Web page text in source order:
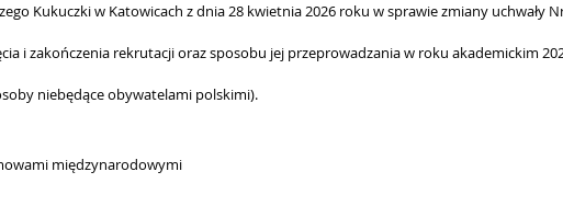
Kukuczki w Katowicach z dnia 28 kwietnia 2026 roku w sprawie zmiany uchwały
i zakończenia rekrutacji oraz sposobu jej przeprowadzania w roku akademickim
niebędące obywatelami polskimi).
międzynarodowymi